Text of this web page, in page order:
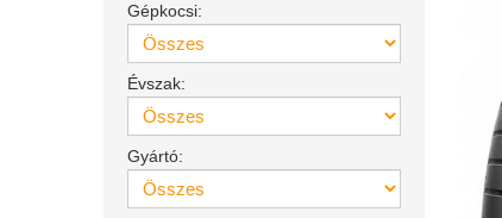
Gépkocsi:
Évszak:
Gyártó: